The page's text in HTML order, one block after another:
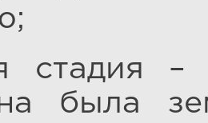
стадия
была